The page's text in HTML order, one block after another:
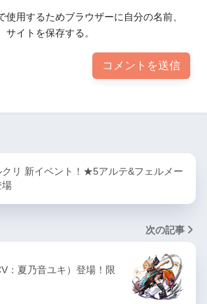
使用するためブラウザーに自分の名前、
サイトを保存する。
クリ 新イベント！★5アルテ&フェルメー
場
次の記事
：夏乃音ユキ）登場！限